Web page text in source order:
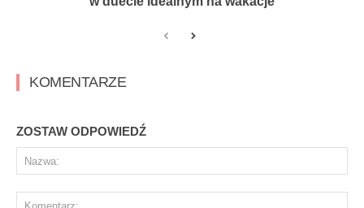
KOMENTARZE
ZOSTAW ODPOWIEDŹ